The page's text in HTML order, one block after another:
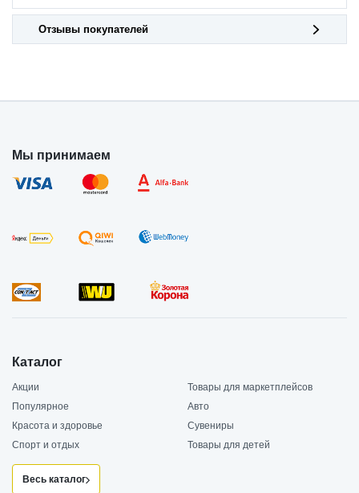
Отзывы покупателей
Мы принимаем
Каталог
Акции
Товары для маркетплейсов
Популярное
Авто
Красота и здоровье
Сувениры
Спорт и отдых
Товары для детей
Весь каталог